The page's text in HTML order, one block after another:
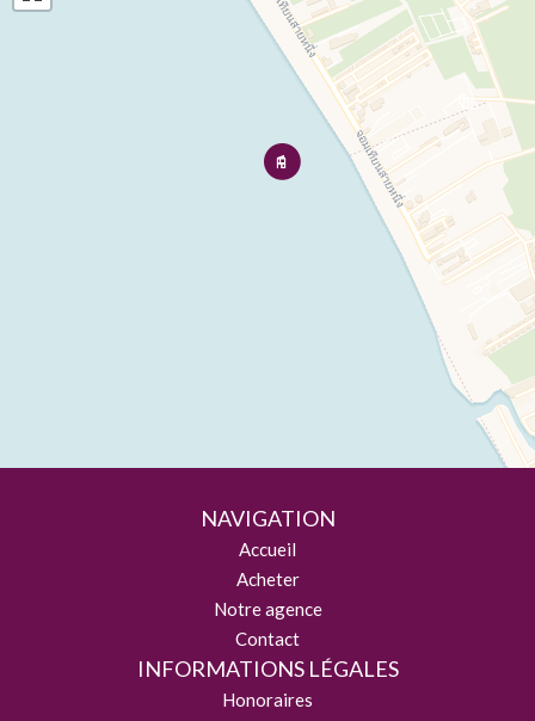
NAVIGATION
Accueil
Acheter
Notre agence
Contact
INFORMATIONS LÉGALES
Honoraires